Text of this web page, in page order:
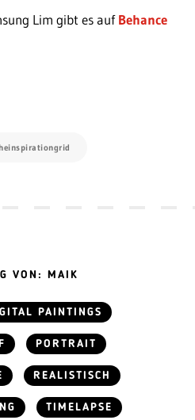
Lim gibt es aufBehance
VON: MAIK
PAINTINGS
PORTRAIT
REALISTISCH
TIMELAPSE